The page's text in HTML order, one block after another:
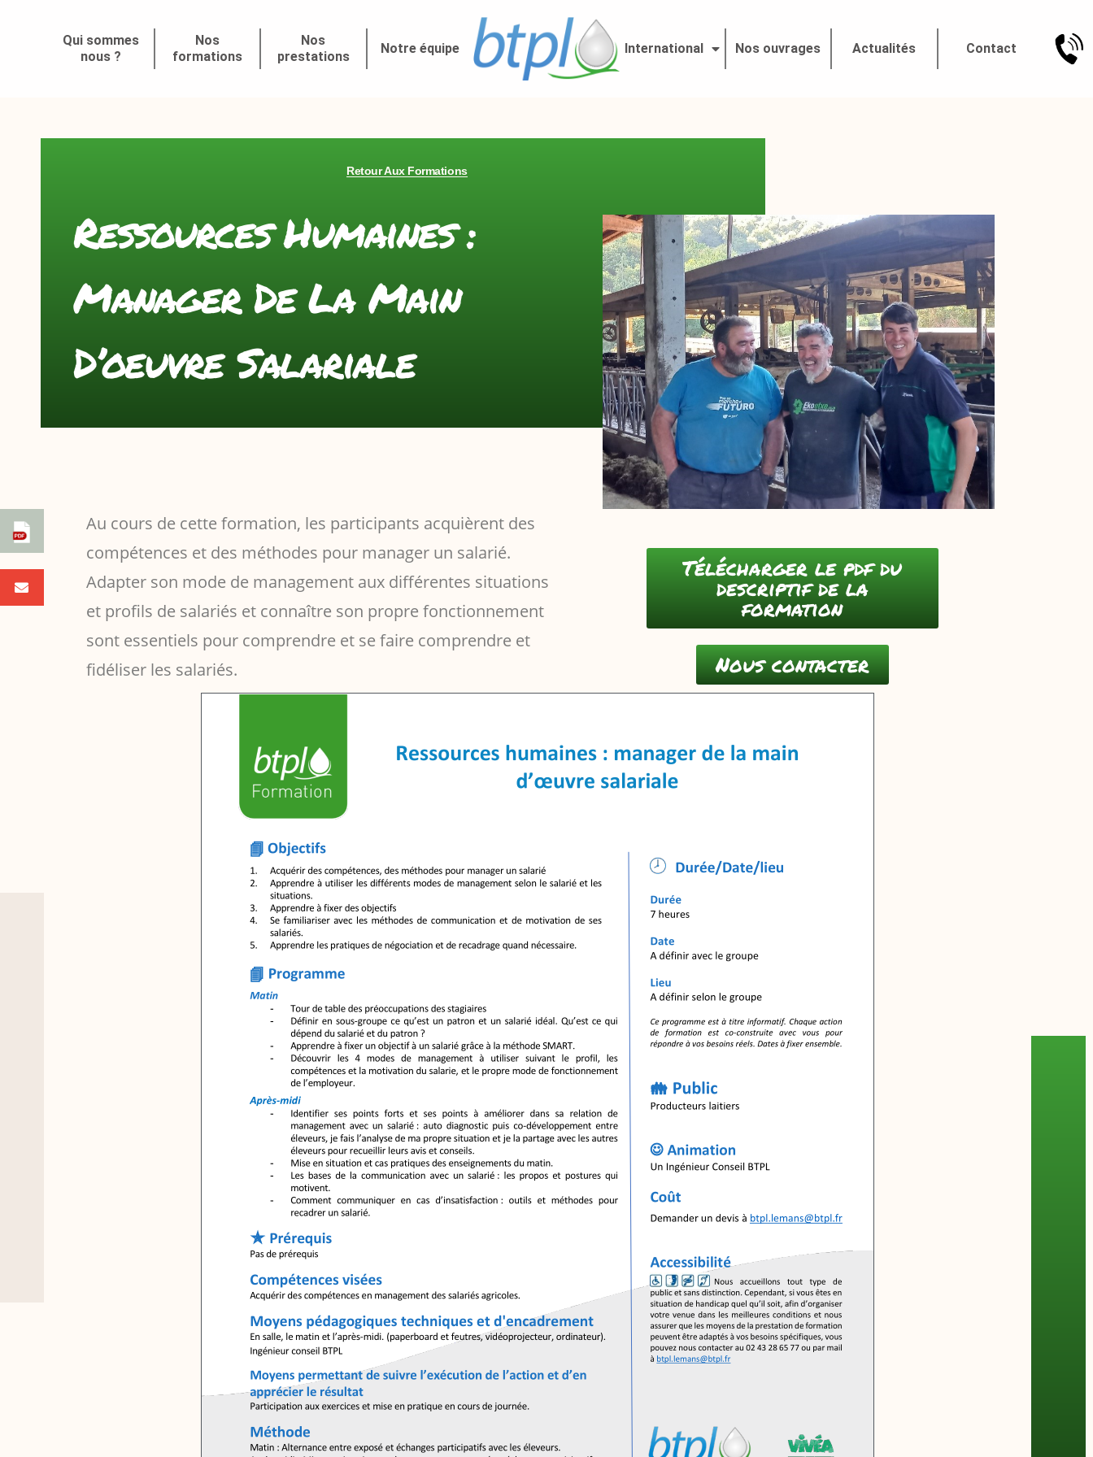
Qui sommes
nous ?
Nos
formations
Nos
prestations
Notre équipe International Nos ouvrages Actualités Contact
Retour Aux Formations
Ressources Humaines :
Manager De La Main
D’oeuvre Salariale
Au cours de cette formation, les participants acquièrent des
compétences et des méthodes pour manager un salarié.
Adapter son mode de management aux différentes situations
et profils de salariés et connaître son propre fonctionnement
sont essentiels pour comprendre et se faire comprendre et
fidéliser les salariés.
Télécharger le pdf du
descriptif de la
formation
Nous contacter